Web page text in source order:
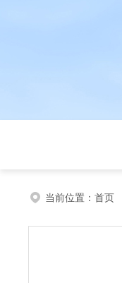
当前位置： 首页